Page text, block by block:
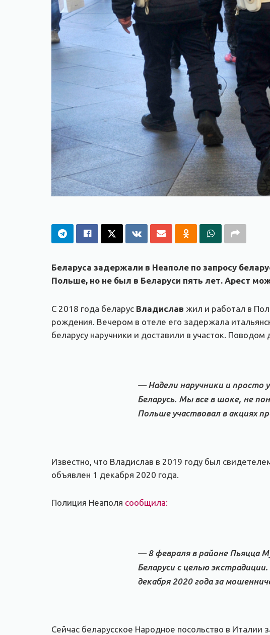
Беларуса задержали в Неаполе по запросу
Польше, но не был в Беларуси пять лет. Арест
С 2018 года беларус Владислав жил и работал в
рождения. Вечером в отеле его задержала
беларусу наручники и доставили в участок.
— Надели наручники и просто
Беларусь. Мы все в шоке, не
Польше участвовал в акциях
Известно, что Владислав в 2019 году был
объявлен 1 декабря 2020 года.
Полиция Неаполя сообщила:
— 8 февраля в районе Пьяцца
Беларуси с целью
декабря 2020 года за
Сейчас беларусское Народное посольство в